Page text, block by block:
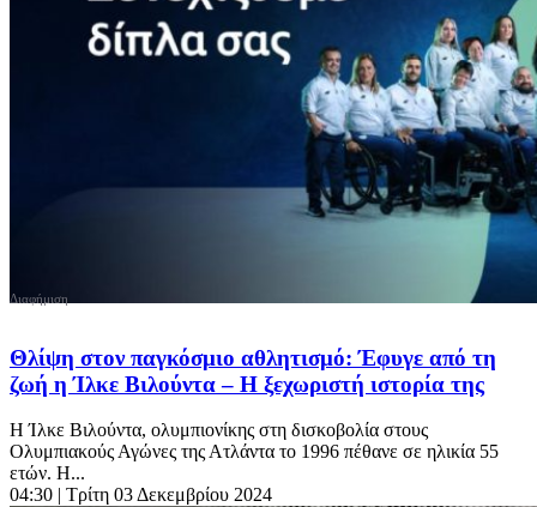
Θλίψη στον παγκόσμιο αθλητισμό: Έφυγε από τη
ζωή η Ίλκε Βιλούντα – Η ξεχωριστή ιστορία της
Η Ίλκε Βιλούντα, ολυμπιονίκης στη δισκοβολία στους
Ολυμπιακούς Αγώνες της Ατλάντα το 1996 πέθανε σε ηλικία 55
ετών. Η...
04:30 | Τρίτη 03 Δεκεμβρίου 2024